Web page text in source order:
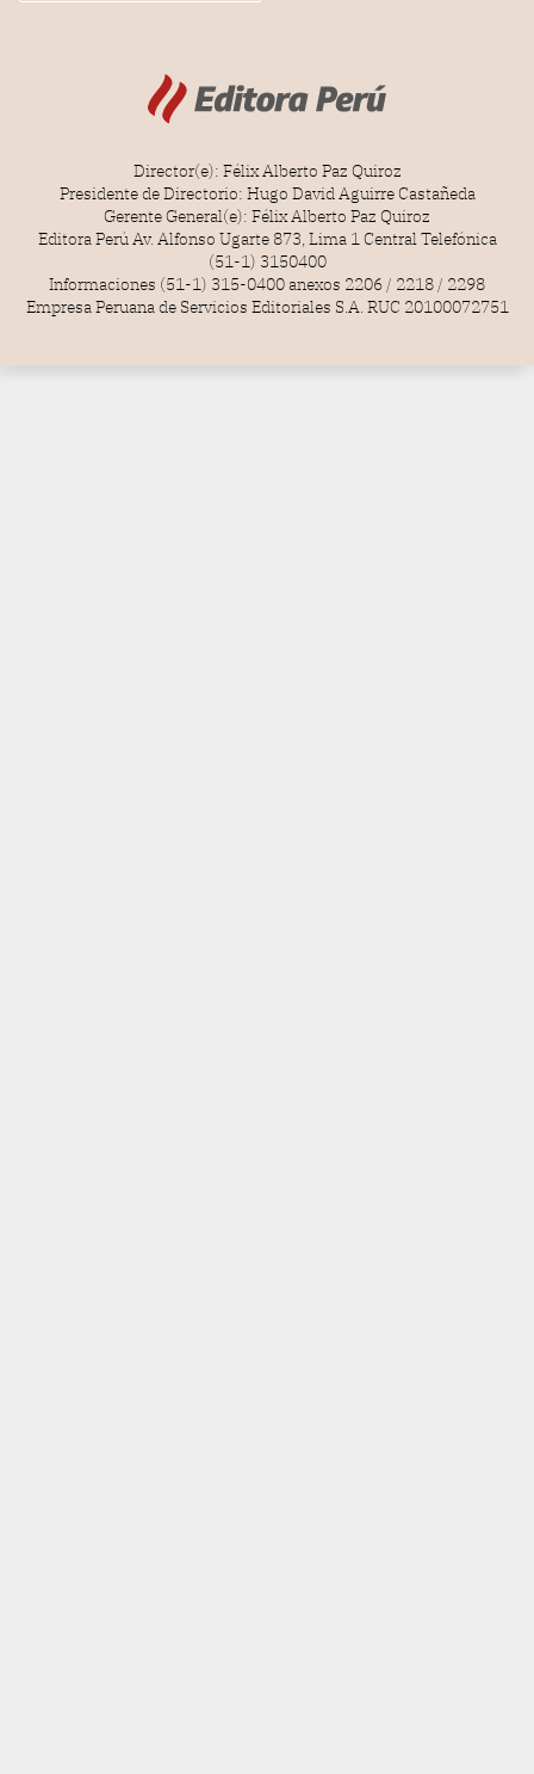
Director(e): Félix Alberto Paz Quiroz
Presidente de Directorio: Hugo David Aguirre Castañeda
Gerente General(e): Félix Alberto Paz Quiroz
Editora Perú Av. Alfonso Ugarte 873, Lima 1 Central Telefónica
(51-1) 3150400
Informaciones (51-1) 315-0400 anexos 2206 / 2218 / 2298
Empresa Peruana de Servicios Editoriales S.A. RUC 20100072751